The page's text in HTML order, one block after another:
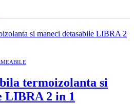
termoizolanta si
LIBRA 2 in 1